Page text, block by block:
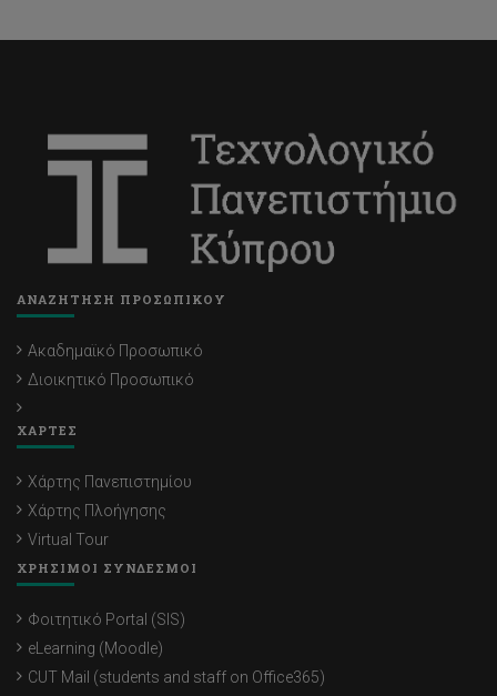
ΑΝΑΖΗΤΗΣΗ ΠΡΟΣΩΠΙΚΟΥ
Ακαδημαϊκό Προσωπικό
Διοικητικό Προσωπικό
ΧΑΡΤΕΣ
Χάρτης Πανεπιστημίου
Χάρτης Πλοήγησης
Virtual Tour
ΧΡΗΣΙΜΟΙ ΣΥΝΔΕΣΜΟΙ
Φοιτητικό Portal (SIS)
eLearning (Moodle)
CUT Mail (students and staff on Office365)